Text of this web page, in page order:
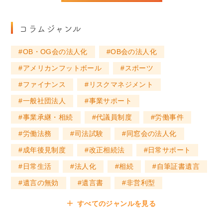
コラムジャンル
OB・OG会の法人化 OB会の法人化
アメリカンフットボール スポーツ
ファイナンス リスクマネジメント
一般社団法人 事業サポート
事業承継・相続 代議員制度 労働事件
労働法務 司法試験 同窓会の法人化
成年後見制度 改正相続法 日常サポート
日常生活 法人化 相続 自筆証書遺言
遺言の無効 遺言書 非営利型
すべてのジャンルを見る